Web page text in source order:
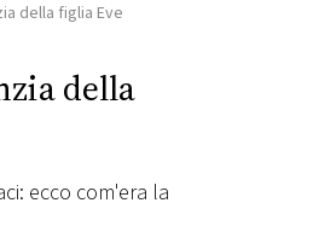
della figlia Eve
della
ecco com'era la